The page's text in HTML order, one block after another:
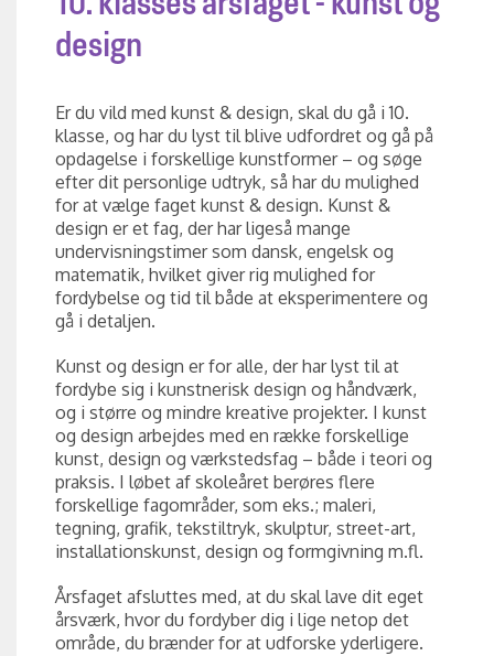
design
Er du vild med kunst & design, skal du gå i 10.
klasse, og har du lyst til blive udfordret og gå på
opdagelse i forskellige kunstformer – og søge
efter dit personlige udtryk, så har du mulighed
for at vælge faget kunst & design. Kunst &
design er et fag, der har ligeså mange
undervisningstimer som dansk, engelsk og
matematik, hvilket giver rig mulighed for
fordybelse og tid til både at eksperimentere og
gå i detaljen.
Kunst og design er for alle, der har lyst til at
fordybe sig i kunstnerisk design og håndværk,
og i større og mindre kreative projekter. I kunst
og design arbejdes med en række forskellige
kunst, design og værkstedsfag – både i teori og
praksis. I løbet af skoleåret berøres flere
forskellige fagområder, som eks.; maleri,
tegning, grafik, tekstiltryk, skulptur, street-art,
installationskunst, design og formgivning m.fl.
Årsfaget afsluttes med, at du skal lave dit eget
årsværk, hvor du fordyber dig i lige netop det
område, du brænder for at udforske yderligere.